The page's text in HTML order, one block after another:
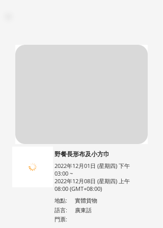
野餐長形布及小方巾
2022年12月01日 (星期四) 下午
03:00 ~
2022年12月08日 (星期四) 上午
08:00 (GMT+08:00)
地點:
實體貨物
語言:
廣東話
門票: